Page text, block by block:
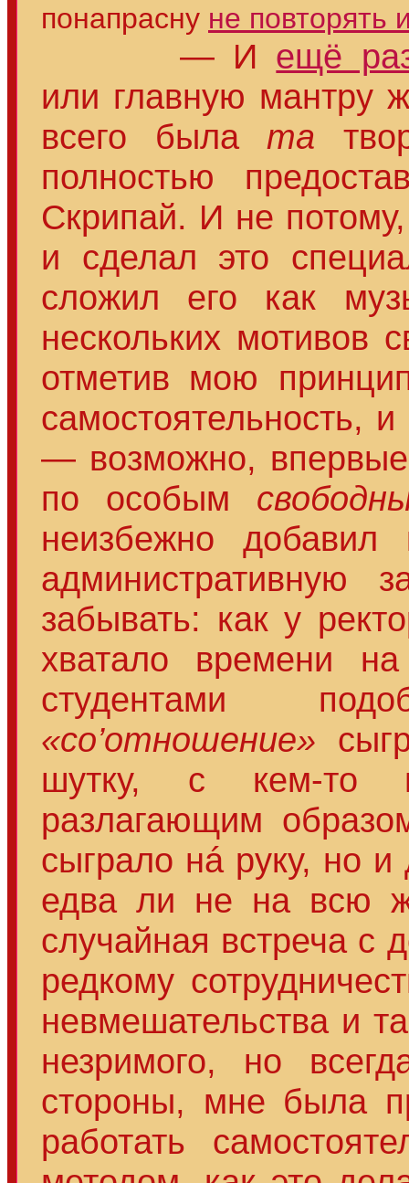
понапрасну не повторять
— И ещё
или главную мантру
всего была та
полностью
Скрипай. И не
и сделал это
сложил его как
нескольких мотивов
отметив мою
самостоятельность,
— возможно,
по особым
неизбежно
административную
забывать: как у
хватало времени
студентами
«со’отношение»
шутку, с кем-то
разлагающим
сыграло нá руку, но и
едва ли не на всю
случайная встреча с
редкому
невмешательства и
незримого, но
стороны, мне была
работать